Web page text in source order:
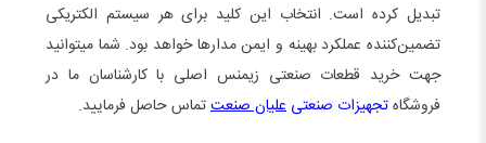
تبدیل کرده است. انتخاب این کلید برای هر سیستم الکتریکی
تضمین‌کننده عملکرد بهینه و ایمن مدارها خواهد بود. شما میتوانید
جهت خرید قطعات صنعتی زیمنس اصلی با کارشناسان ما در
فروشگاهتجهیزات صنعتی علیان صنعتتماس حاصل فرمایید.